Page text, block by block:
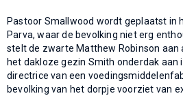
Pastoor Smallwood wordt geplaatst in
Parva, waar de bevolking niet erg
stelt de zwarte Matthew Robinson aan
het dakloze gezin Smith onderdak aan
directrice van een
bevolking van het dorpje voorziet van